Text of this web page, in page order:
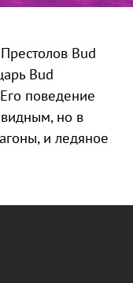
Bud
Bud
поведение
но в
и ледяное